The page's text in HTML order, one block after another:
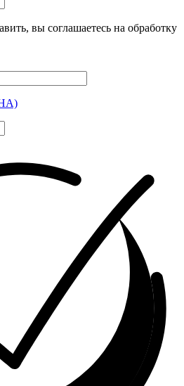
вы соглашаетесь на обработку